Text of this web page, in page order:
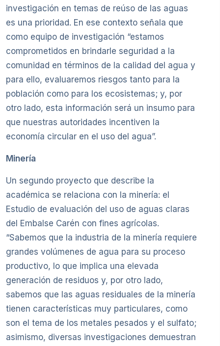
investigación en temas de reúso de las aguas
es una prioridad. En ese contexto señala que
como equipo de investigación “estamos
comprometidos en brindarle seguridad a la
comunidad en términos de la calidad del agua y
para ello, evaluaremos riesgos tanto para la
población como para los ecosistemas; y, por
otro lado, esta información será un insumo para
que nuestras autoridades incentiven la
economía circular en el uso del agua”.
Minería
Un segundo proyecto que describe la
académica se relaciona con la minería: el
Estudio de evaluación del uso de aguas claras
del Embalse Carén con fines agrícolas.
“Sabemos que la industria de la minería requiere
grandes volúmenes de agua para su proceso
productivo, lo que implica una elevada
generación de residuos y, por otro lado,
sabemos que las aguas residuales de la minería
tienen características muy particulares, como
son el tema de los metales pesados y el sulfato;
asimismo, diversas investigaciones demuestran